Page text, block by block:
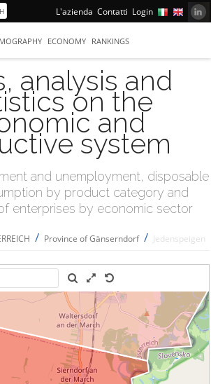
L'azienda Contatti Login
ECONOMY RANKINGS
analysis and
on the
and
system
and unemployment, disposable
by product category and
enterprises by economic sector
/ Province of Gänserndorf / Jedenspeigen